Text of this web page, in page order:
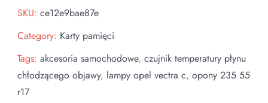
SKU: ce12e9bae87e
Category: Karty pamięci
Tags: akcesoria samochodowe, czujnik temperatury płynu
chłodzącego objawy, lampy opel vectra c, opony 235 55
r17